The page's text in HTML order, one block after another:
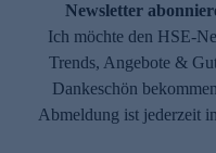
Newsletter
Ich möchte den HSE-
Trends, Angebote &
Dankeschön
Abmeldung ist jederzeit